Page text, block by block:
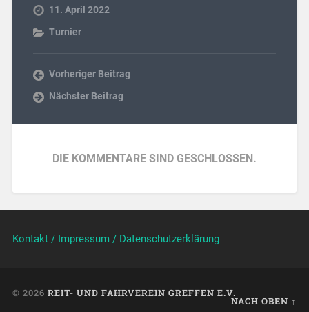
11. April 2022
Turnier
Vorheriger Beitrag
Nächster Beitrag
DIE KOMMENTARE SIND GESCHLOSSEN.
Kontakt / Impressum / Datenschutzerklärung
© 2026 REIT- UND FAHRVEREIN GREFFEN E.V.
NACH OBEN ↑